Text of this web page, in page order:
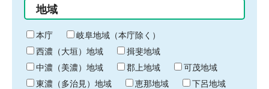
り
終
わ
り
地域
本庁
岐阜地域（本庁除く）
西濃（大垣）地域
揖斐地域
中濃（美濃）地域
郡上地域
可茂地域
東濃（多治見）地域
恵那地域
下呂地域